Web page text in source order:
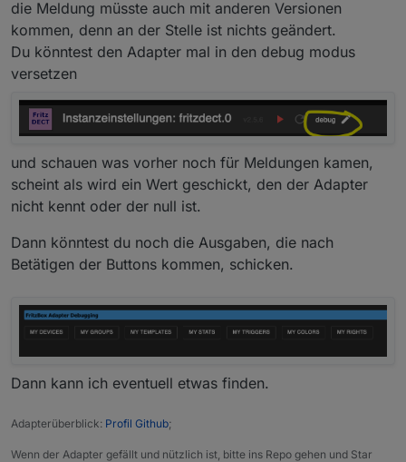
iobroker log :
weiterhin jedes mal imdocker log, wenn ich in
die config der instance gehe:
strict mode: missing type "object" for
2.5.5 frisch via npm und nur die config
hinterlegt. fehler kamen direkt beim ersten
start. warum dann npm bei der testversion die
instance nicht akualisiert hat, fragst mich
nicht... der adapter war ja auf 2.5.6
die Meldung müsste auch mit anderen Versionen
kommen, denn an der Stelle ist nichts geändert.
Du könntest den Adapter mal in den debug modus
versetzen
und schauen was vorher noch für Meldungen kamen,
scheint als wird ein Wert geschickt, den der Adapter
nicht kennt oder der null ist.
Dann könntest du noch die Ausgaben, die nach
Betätigen der Buttons kommen, schicken.
Dann kann ich eventuell etwas finden.
Adapterüberblick: Profil Github;
Wenn der Adapter gefällt und nützlich ist, bitte ins Repo gehen und Star